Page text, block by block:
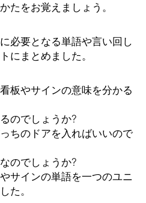
たをお覚えましょう。
必要となる単語や言い回し
にまとめました。
板やサインの意味を分かる
のでしょうか?
ちのドアを入ればいいので
のでしょうか?
サインの単語を一つのユニ
た。